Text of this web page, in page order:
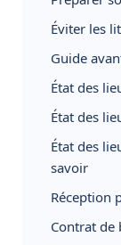
Éviter les
Guide
État des
État des
État des
savoir
Réception
Contrat de